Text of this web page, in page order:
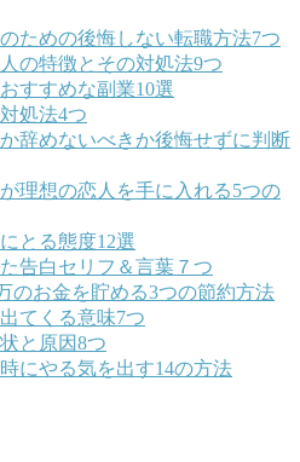
ための後悔しない転職方法7つ
の特徴とその対処法9つ
すすめな副業10選
処法4つ
辞めないべきか後悔せずに判断
理想の恋人を手に入れる5つの
とる態度12選
告白セリフ＆言葉７つ
のお金を貯める3つの節約方法
てくる意味7つ
と原因8つ
にやる気を出す14の方法